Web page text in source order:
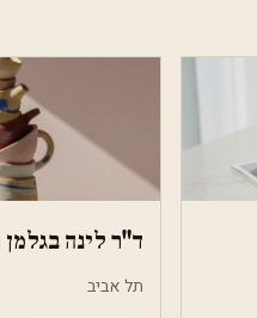
ד"ר לינה
תל אביב